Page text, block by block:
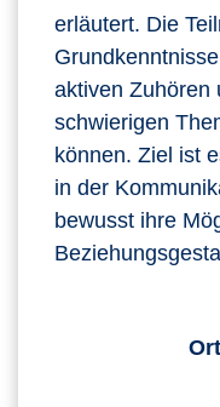
erläutert. Die
aktiven Zuhören
schwierigen
können. Ziel ist
in der
bewusst ihre